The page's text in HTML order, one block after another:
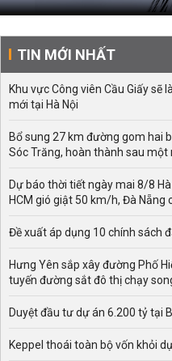
TIN MỚI NHẤT
Khu vực Công viên Cầu Giấy sẽ
mới tại Hà Nội
Bổ sung 27 km đường gom hai
Sóc Trăng, hoàn thành sau một
Dự báo thời tiết ngày mai 8/8
HCM gió giật 50 km/h, Đà Nẵng
Đề xuất áp dụng 10 chính sách
Hưng Yên sắp xây đường Phố
tuyến đường sắt đô thị chạy
Duyệt đầu tư dự án 6.200 tỷ tại
Keppel thoái toàn bộ vốn khỏi